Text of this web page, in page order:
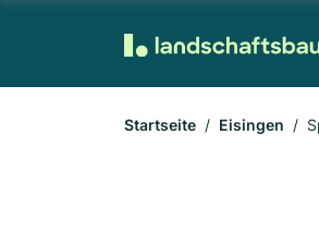
Startseite Eisingen